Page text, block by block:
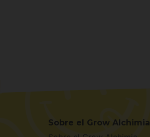
Sobre el Grow Alchimia